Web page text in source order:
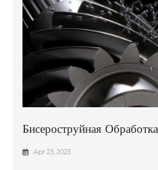
Бисероструйная Обработка
Apr 23, 2023